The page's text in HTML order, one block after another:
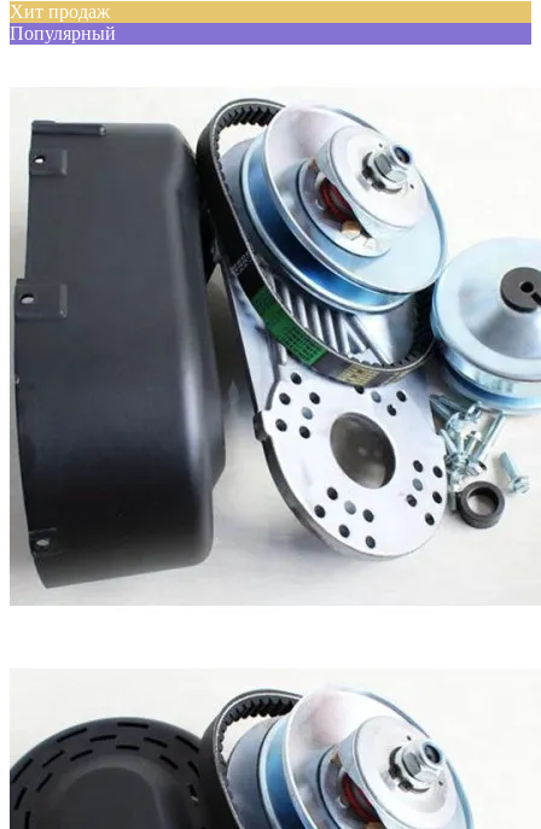
Хит продаж
Популярный